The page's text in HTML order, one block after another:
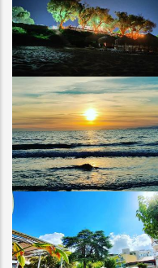
ΚΟΥΡΟΥΤΑ
ΚΟΥΡΟΥΤΑ